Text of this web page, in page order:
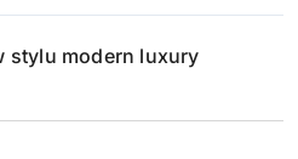
stylu modern luxury